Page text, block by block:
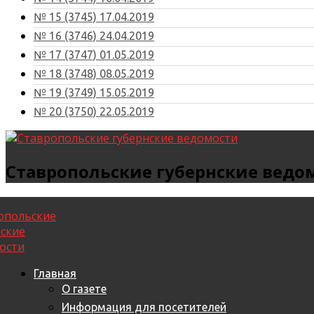
№ 15 (3745) 17.04.2019
№ 16 (3746) 24.04.2019
№ 17 (3747) 01.05.2019
№ 18 (3748) 08.05.2019
№ 19 (3749) 15.05.2019
№ 20 (3750) 22.05.2019
Ставропольские губернские
Главная
О газете
Информация для посетителей